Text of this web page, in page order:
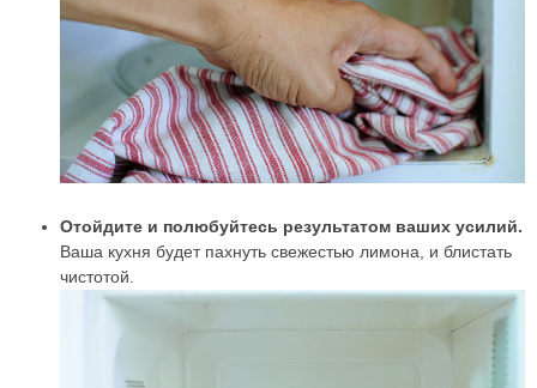
Отойдите и полюбуйтесь результатом ваших усилий.
Ваша кухня будет пахнуть свежестью лимона, и блистать
чистотой.